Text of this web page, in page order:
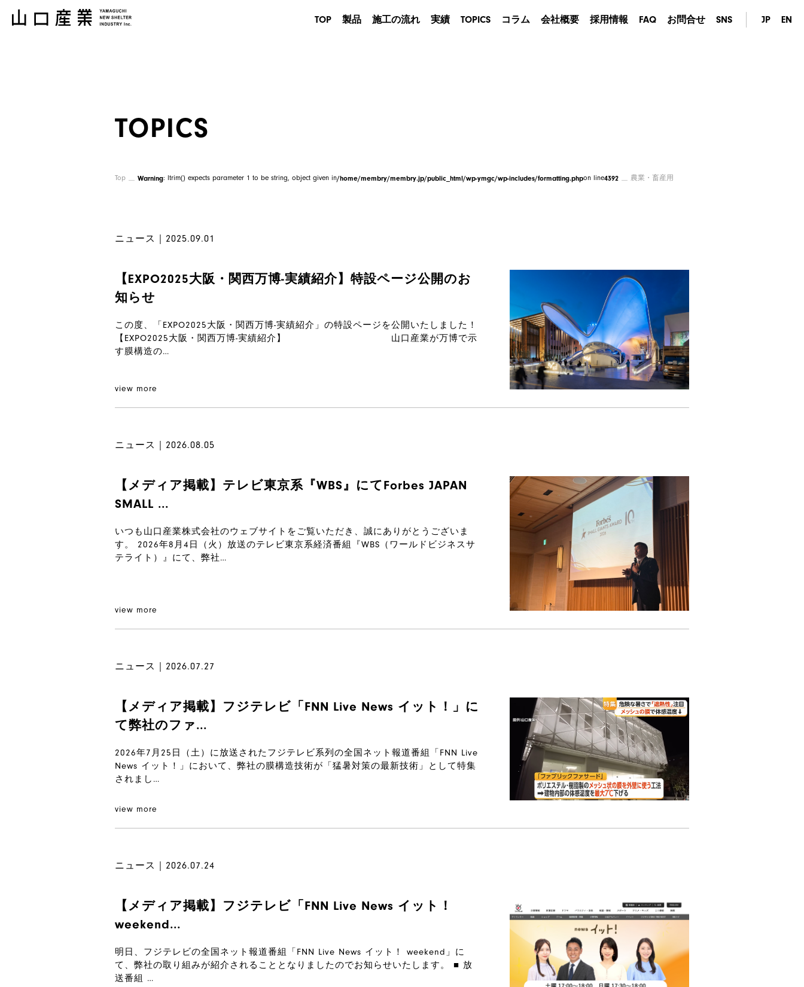
TOP 製品 施工の流れ 実績 TOPICS コラム 会社概要 採用情報 FAQ お問合せ SNS JP EN
TOPICS
Top Warning: ltrim() expects parameter 1 to be string, object given in/home/membry/membry.jp/public_html/wp-ymgc/wp-includes/formatting.phpon line4392 農業・畜産用
ニュース｜2025.09.01
【EXPO2025大阪・関西万博-実績紹介】特設ページ公開のお
知らせ
この度、「EXPO2025大阪・関西万博-実績紹介」の特設ページを公開いたしました！
【EXPO2025大阪・関西万博-実績紹介】 山口産業が万博で示
す膜構造の…
view more
ニュース｜2026.08.05
【メディア掲載】テレビ東京系『WBS』にてForbes JAPAN
SMALL ...
いつも山口産業株式会社のウェブサイトをご覧いただき、誠にありがとうございま
す。 2026年8月4日（火）放送のテレビ東京系経済番組『WBS（ワールドビジネスサ
テライト）』にて、弊社…
view more
ニュース｜2026.07.27
【メディア掲載】フジテレビ「FNN Live News イット！」に
て弊社のファ...
2026年7月25日（土）に放送されたフジテレビ系列の全国ネット報道番組「FNN Live
News イット！」において、弊社の膜構造技術が「猛暑対策の最新技術」として特集
されまし…
view more
ニュース｜2026.07.24
【メディア掲載】フジテレビ「FNN Live News イット！
weekend...
明日、フジテレビの全国ネット報道番組「FNN Live News イット！ weekend」に
て、弊社の取り組みが紹介されることとなりましたのでお知らせいたします。 ■ 放
送番組 …